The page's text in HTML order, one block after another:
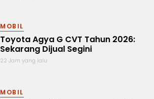
MOBIL
Toyota Agya G CVT Tahun 2026:
Sekarang Dijual Segini
22 Jam yang lalu
MOBIL